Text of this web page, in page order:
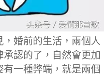
婚前的生活，兩個人
認的了，自然會更加
一種弊端，就是兩個